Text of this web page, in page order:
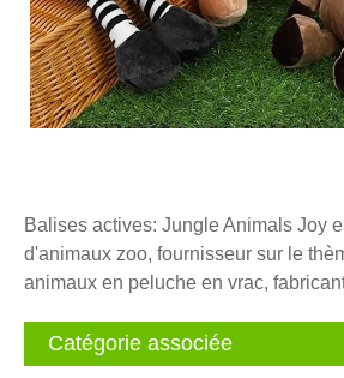
Balises actives: Jungle Animals Joy
d'animaux zoo, fournisseur sur le
animaux en peluche en vrac,
Catégorie associée